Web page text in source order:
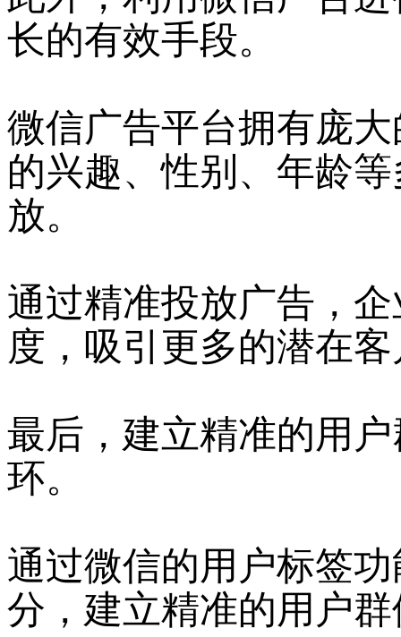
长的有效手段。
微信广告平台拥有庞
的兴趣、性别、年龄
放。
通过精准投放广告，
度，吸引更多的潜在
最后，建立精准的用
环。
通过微信的用户标签
分，建立精准的用户